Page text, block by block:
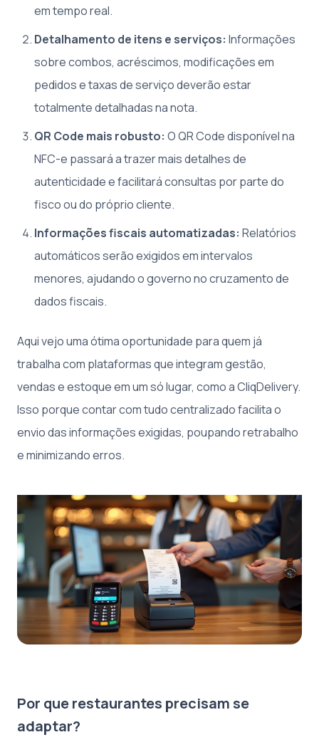
em tempo real.
Detalhamento de itens e serviços: Informações
sobre combos, acréscimos, modificações em
pedidos e taxas de serviço deverão estar
totalmente detalhadas na nota.
QR Code mais robusto: O QR Code disponível na
NFC-e passará a trazer mais detalhes de
autenticidade e facilitará consultas por parte do
fisco ou do próprio cliente.
Informações fiscais automatizadas: Relatórios
automáticos serão exigidos em intervalos
menores, ajudando o governo no cruzamento de
dados fiscais.
Aqui vejo uma ótima oportunidade para quem já
trabalha com plataformas que integram gestão,
vendas e estoque em um só lugar, como a CliqDelivery.
Isso porque contar com tudo centralizado facilita o
envio das informações exigidas, poupando retrabalho
e minimizando erros.
Por que restaurantes precisam se
adaptar?